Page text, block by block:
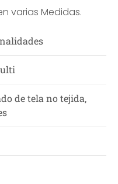
varias Medidas.
de tela no tejida,